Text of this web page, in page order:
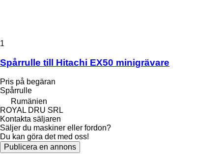
1
Spårrulle till Hitachi EX50 minigrävare
Pris på begäran
Spårrulle
Rumänien
ROYAL DRU SRL
Kontakta säljaren
Säljer du maskiner eller fordon?
Du kan göra det med oss!
Publicera en annons